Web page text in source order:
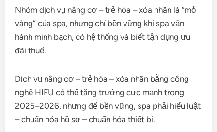
Nhóm dịch vụ nâng cơ – trẻ hóa – xóa nhăn là “mỏ
vàng” của spa, nhưng chỉ bền vững khi spa vận
hành minh bạch, có hệ thống và biết tận dụng ưu
đãi thuế.
Dịch vụ nâng cơ – trẻ hóa – xóa nhăn bằng công
nghệ HIFU có thể tăng trưởng cực mạnh trong
2025–2026, nhưng để bền vững, spa phải hiểu luật
– chuẩn hóa hồ sơ – chuẩn hóa thiết bị.